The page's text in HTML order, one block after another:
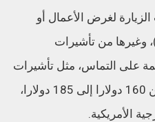
لغرض الأعمال أو
س س)، وغيرها من تأشيرات
على التماس، مثل تأشيرات
الطلاب وزوار برامج التبادل، من 160 دولارا إلى 185 دولارا،
الأمريكية.